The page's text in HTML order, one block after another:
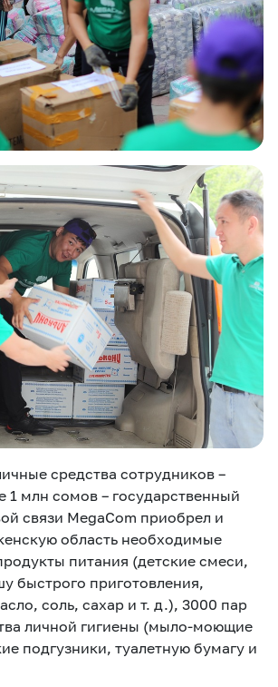
средства сотрудников –
1 млн сомов – государственный
связи MegaCom приобрел и
область необходимые
питания (детские смеси,
быстрого приготовления,
соль, сахар и т. д.), 3000 пар
личной гигиены (мыло-моющие
подгузники, туалетную бумагу и